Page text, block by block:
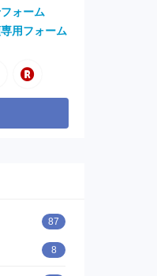
ォーム
用フォーム
87
8